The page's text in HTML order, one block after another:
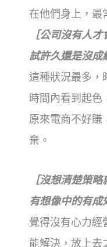
在他們身上，最
［公司沒有人
試許久還是沒成
這種狀況最多，
時間內看到起色
原來電商不好賺
棄。
［沒想清楚策
有想像中的有成
覺得沒有心力經
能解決，放上去